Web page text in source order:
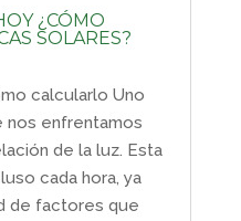
¿CÓMO
SOLARES?
calcularlo Uno
nos enfrentamos
de la luz. Esta
cada hora, ya
de factores que